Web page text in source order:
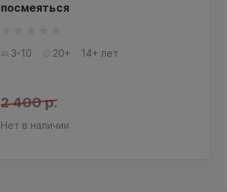
посмеяться
3-10 20+ 14+ лет
2 400 р.
Нет в наличии